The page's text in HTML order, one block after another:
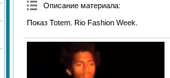
Описание материала:
Показ Totem. Rio Fashion Week.